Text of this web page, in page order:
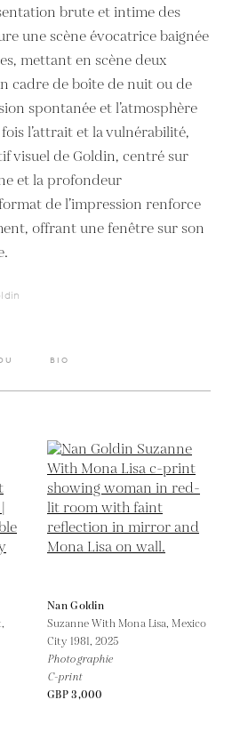
brute et intime des
une scène évocatrice baignée
mettant en scène deux
cadre de boîte de nuit ou de
spontanée et l’atmosphère
l’attrait et la vulnérabilité,
visuel de Goldin, centré sur
et la profondeur
de l’impression renforce
offrant une fenêtre sur son
BIO
Nan Goldin
Suzanne With Mona Lisa, Mexico
City 1981,2025
Photographie
C-print
GBP 3,000